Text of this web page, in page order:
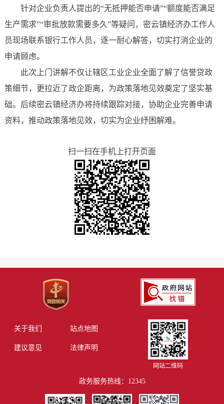
针对企业负责人提出的“无抵押能否申请”“额度能否满足
生产需求”“审批放款需要多久”等疑问，密云镇经济办工作人
员现场联系银行工作人员，逐一耐心解答，切实打消企业的
申请顾虑。
此次上门讲解不仅让辖区工业企业全面了解了信誉贷政
策细节，更拉近了政企距离，为政策落地见效奠定了坚实基
础。后续密云镇经济办将持续跟踪对接，协助企业完善申请
资料，推动政策落地见效，切实为企业纾困解难。
扫一扫在手机上打开页面
关于我们 站点地图
建议意见 法律声明
网站二维码
政务服务热线：12345